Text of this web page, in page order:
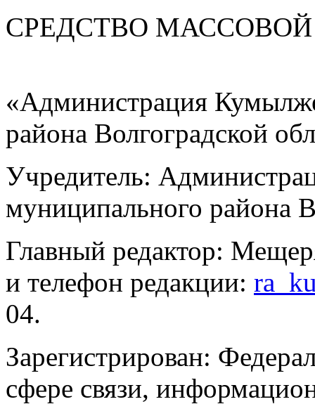
СРЕДСТВО
«Администрация
района Волгоградской
Учредитель:
муниципального района
Главный редактор:
и телефон редакции:
04.
Зарегистрирован:
сфере связи,